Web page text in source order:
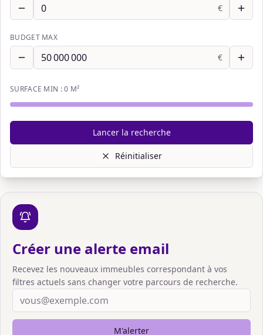
€
BUDGET MAX
€
SURFACE MIN :0 M²
Lancer la recherche
Réinitialiser
Créer une alerte email
Recevez les nouveaux immeubles correspondant à vos
filtres actuels sans changer votre parcours de recherche.
M'alerter